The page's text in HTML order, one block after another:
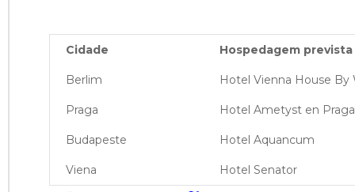
Cidade Hospedagem
Berlim Hotel Vienna House
Praga Hotel Ametyst en Praga
Budapeste Hotel Aquancum
Viena Hotel Senator